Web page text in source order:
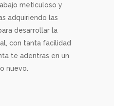
meticuloso y
adquiriendo las
desarrollar la
con tanta facilidad
te adentras en un
nuevo.